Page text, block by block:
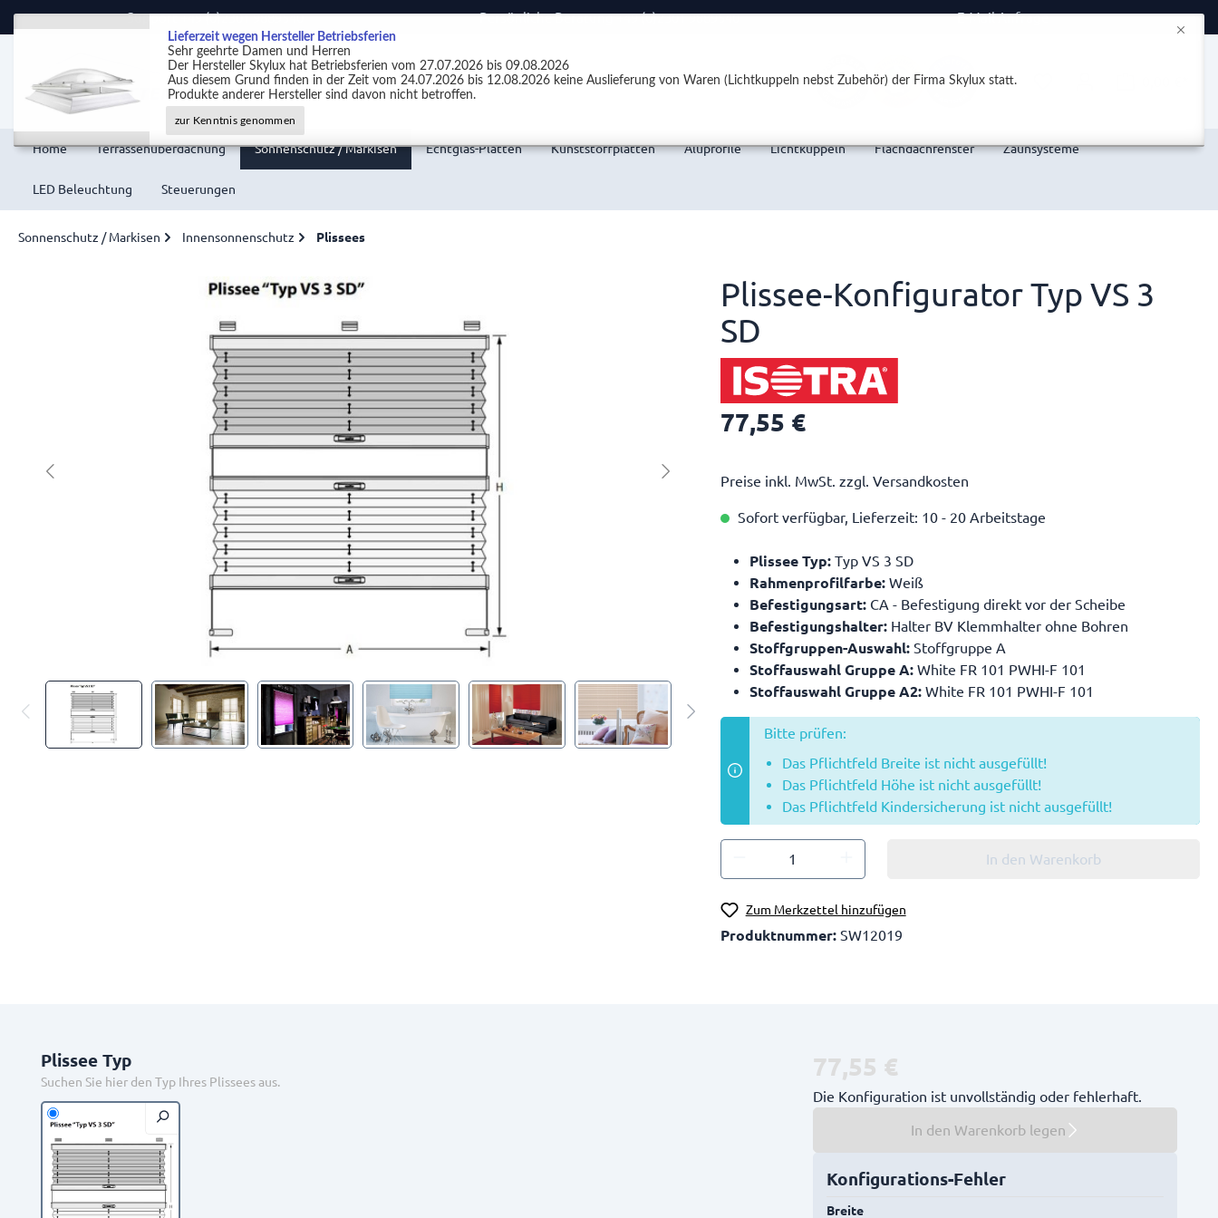
Support +49 (0)2301 9889540 Persönliche Beratung +49 (0)2301 9889540 E-Mail Anfrage
Home Terrassenüberdachung Sonnenschutz / Markisen Echtglas-Platten Kunststoffplatten Aluprofile Lichtkuppeln Flachdachfenster Zaunsysteme
LED Beleuchtung Steuerungen
Sonnenschutz / Markisen Innensonnenschutz Plissees
Plissee-Konfigurator Typ VS 3
SD
77,55 €
Preise inkl. MwSt. zzgl. Versandkosten
Sofort verfügbar, Lieferzeit: 10 - 20 Arbeitstage
Plissee Typ: Typ VS 3 SD
Rahmenprofilfarbe: Weiß
Befestigungsart: CA - Befestigung direkt vor der Scheibe
Befestigungshalter: Halter BV Klemmhalter ohne Bohren
Stoffgruppen-Auswahl: Stoffgruppe A
Stoffauswahl Gruppe A: White FR 101 PWHI-F 101
Stoffauswahl Gruppe A2: White FR 101 PWHI-F 101
Bitte prüfen:
Das Pflichtfeld Breite ist nicht ausgefüllt!
Das Pflichtfeld Höhe ist nicht ausgefüllt!
Das Pflichtfeld Kindersicherung ist nicht ausgefüllt!
In den Warenkorb
Zum Merkzettel hinzufügen
Produktnummer: SW12019
Plissee Typ
Suchen Sie hier den Typ Ihres Plissees aus.
77,55 €
Die Konfiguration ist unvollständig oder fehlerhaft.
In den Warenkorb legen
Konfigurations-Fehler
Breite
Lieferzeit wegen Hersteller Betriebsferien
Sehr geehrte Damen und Herren
Der Hersteller Skylux hat Betriebsferien vom 27.07.2026 bis 09.08.2026
Aus diesem Grund finden in der Zeit vom 24.07.2026 bis 12.08.2026 keine Auslieferung von Waren (Lichtkuppeln nebst Zubehör) der Firma Skylux statt.
Produkte anderer Hersteller sind davon nicht betroffen.
zur Kenntnis genommen